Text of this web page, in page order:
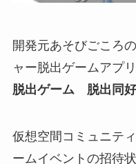
開発元あそびごころ
ャー脱出ゲームアプリ
脱出ゲーム 脱出同
仮想空間コミュニテ
ームイベントの招待状